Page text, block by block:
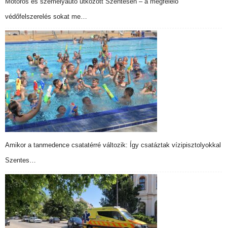
védőfelszerelés sokat me…
Amikor a tanmedence csatatérré változik: Így csatáztak vízipisztolyokkal
Szentes…